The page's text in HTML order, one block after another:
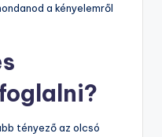
a kényelemről
tényező az olcsó